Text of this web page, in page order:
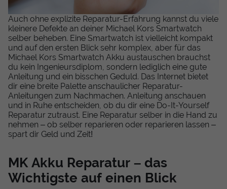
Auch ohne explizite Reparatur-Erfahrung kannst du viele
kleinere Defekte an deiner Michael Kors Smartwatch
selber beheben. Eine Smartwatch ist vielleicht kompakt
und auf den ersten Blick sehr komplex, aber für das
Michael Kors Smartwatch Akku austauschen brauchst
du kein Ingenieursdiplom, sondern lediglich eine gute
Anleitung und ein bisschen Geduld. Das Internet bietet
dir eine breite Palette anschaulicher Reparatur-
Anleitungen zum Nachmachen. Anleitung anschauen
und in Ruhe entscheiden, ob du dir eine Do-It-Yourself
Reparatur zutraust. Eine Reparatur selber in die Hand zu
nehmen – ob selber reparieren oder reparieren lassen –
spart dir Geld und Zeit!
MK Akku Reparatur – das
Wichtigste auf einen Blick